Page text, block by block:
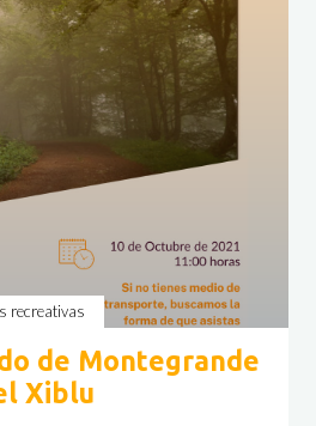
recreativas
de Montegrande
Xiblu